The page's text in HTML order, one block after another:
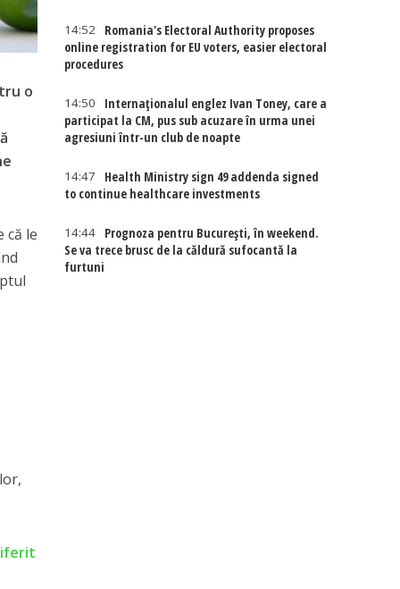
o
că le
14:52
Romania's Electoral Authority proposes
online registration for EU voters, easier electoral
procedures
14:50
Internaţionalul englez Ivan Toney, care a
participat la CM, pus sub acuzare în urma unei
agresiuni într-un club de noapte
14:47
Health Ministry sign 49 addenda signed
to continue healthcare investments
14:44
Prognoza pentru București, în weekend.
Se va trece brusc de la căldură sufocantă la
furtuni